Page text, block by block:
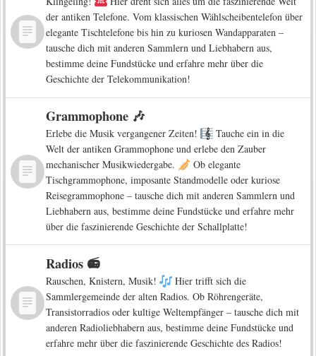
der antiken Telefone. Vom klassischen Wählscheibentelefon über
elegante Tischtelefone bis hin zu kuriosen Wandapparaten –
tausche dich mit anderen Sammlern und Liebhabern aus,
bestimme deine Fundstücke und erfahre mehr über die
Geschichte der Telekommunikation!
Grammophone 🎶
Erlebe die Musik vergangener Zeiten!
Tauche ein in die
Welt der antiken Grammophone und erlebe den Zauber
mechanischer Musikwiedergabe.
Ob elegante
Tischgrammophone, imposante Standmodelle oder kuriose
Reisegrammophone – tausche dich mit anderen Sammlern und
Liebhabern aus, bestimme deine Fundstücke und erfahre mehr
über die faszinierende Geschichte der Schallplatte!
Radios 📻
Rauschen, Knistern, Musik!
Hier trifft sich die
Sammlergemeinde der alten Radios. Ob Röhrengeräte,
Transistorradios oder kultige Weltempfänger – tausche dich mit
anderen Radioliebhabern aus, bestimme deine Fundstücke und
erfahre mehr über die faszinierende Geschichte des Radios!